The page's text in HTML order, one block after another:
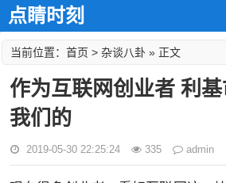
点睛时刻
当前位置： 首页 > 杂谈八卦 » 正文
作为互联网创业者 利
我们的
2019-05-30 22:25:24 335 admin